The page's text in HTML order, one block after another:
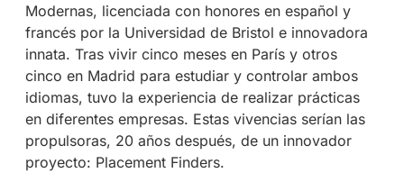
Modernas, licenciada con honores en español y
francés por la Universidad de Bristol e innovadora
innata. Tras vivir cinco meses en París y otros
cinco en Madrid para estudiar y controlar ambos
idiomas, tuvo la experiencia de realizar prácticas
en diferentes empresas. Estas vivencias serían las
propulsoras, 20 años después, de un innovador
proyecto: Placement Finders.